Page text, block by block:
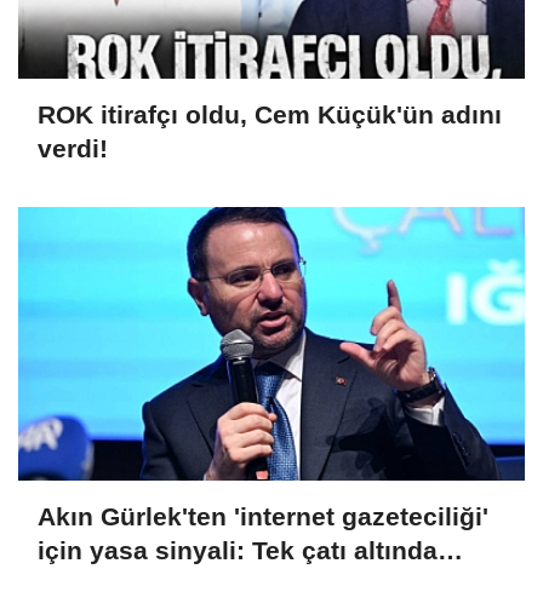
ROK itirafçı oldu, Cem Küçük'ün adını
verdi!
Akın Gürlek'ten 'internet gazeteciliği'
için yasa sinyali: Tek çatı altında